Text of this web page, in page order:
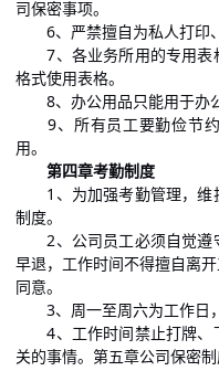
司保密事项。
6、严禁擅自为私人打印、
7、各业务所用的专用表
格式使用表格。
8、办公用品只能用于办公
9、所有员工要勤俭节约
用。
第四章考勤制度
1、为加强考勤管理，维
制度。
2、公司员工必须自觉遵
早退，工作时间不得擅自离
同意。
3、周一至周六为工作日，
4、工作时间禁止打牌、
关的事情。第五章公司保密